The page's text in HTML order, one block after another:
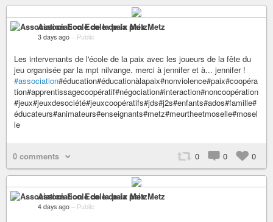
Association Ecole de la paix Metz
3 days ago – Public
Les intervenants de l'école de la paix avec les joueurs de la fête du
jeu organisée par la mpt nilvange. merci à jennifer et à... jennifer !
#association#éducation#éducationàlapaix#nonviolence#paix#coopéra
tion#apprentissagecoopératif#négociation#interaction#noncoopération
#jeux#jeuxdesociété#jeuxcoopératifs#jds#j2s#enfants#ados#famille#
éducateurs#animateurs#enseignants#metz#meurtheetmoselle#mosel
le
0 comments 0 0 0
Association Ecole de la paix Metz
4 days ago – Public